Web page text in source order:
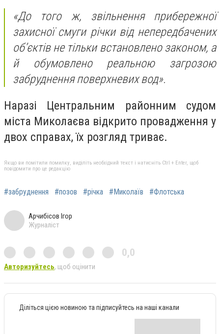
«До того ж, звільнення прибережної
захисної смуги річки від непередбачених
об’єктів не тільки встановлено законом, а
й обумовлено реальною загрозою
забруднення поверхневих вод».
Наразі Центральним районним судом
міста Миколаєва відкрито провадження у
двох справах, їх розгляд триває.
Якщо ви помітили помилку, виділіть необхідний текст і натисніть Ctrl + Enter, щоб
повідомити про це редакцію
#забруднення #позов #річка #Миколаїв #Флотська
Арчибісов Ігор
Журналіст
0,0
Авторизуйтесь, щоб оцінити
Діліться цією новиною та підписуйтесь на наші канали